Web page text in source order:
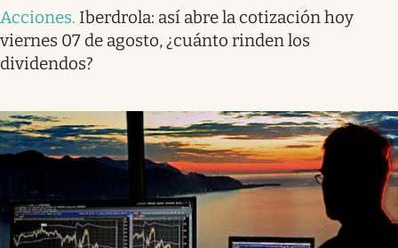
Acciones. Iberdrola: así abre la cotización hoy
viernes 07 de agosto, ¿cuánto rinden los
dividendos?